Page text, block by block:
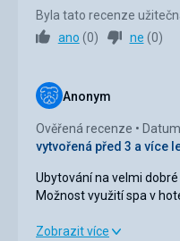
Strava
Ubytování
Sport
Cena
Byla tato recenze
ano (0) ne (0)
Anonym
Ověřená recenze
vytvořená před 3 a více
Ubytování na velmi
Možnost využití spa v
Ubytování na velmi dobré
Zobrazit více